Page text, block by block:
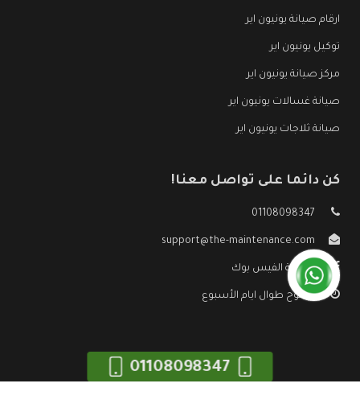
ارقام صيانة يونيون اير
توكيل يونيون اير
مركز صيانة يونيون اير
صيانة غسالات يونيون اير
صيانة ثلاجات يونيون اير
كن دائما على تواصل معنا!
01108098347
support@the-maintenance.com
صفحة الفيس بوك
مفتوح طوال ايام الأسبوع
01108098347